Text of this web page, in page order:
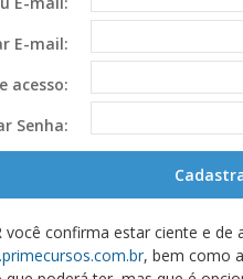
E-mail:
acesso:
Senha:
você confirma estar ciente e de
, bem como